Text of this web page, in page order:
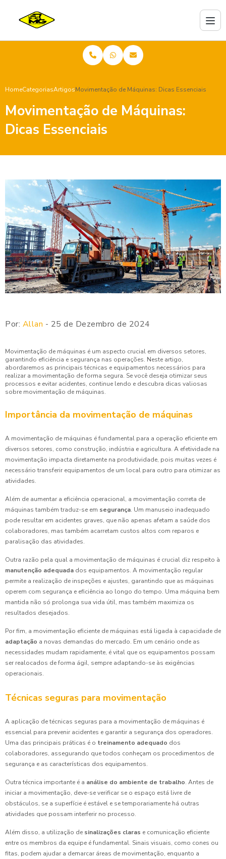
HomeCategoriasArtigosMovimentação de Máquinas: Dicas Essenciais
Movimentação de Máquinas:
Dicas Essenciais
Por: Allan - 25 de Dezembro de 2024
Movimentação de máquinas é um aspecto crucial em diversos setores,
garantindo eficiência e segurança nas operações. Neste artigo,
abordaremos as principais técnicas e equipamentos necessários para
realizar a movimentação de forma segura. Se você deseja otimizar seus
processos e evitar acidentes, continue lendo e descubra dicas valiosas
sobre movimentação de máquinas.
Importância da movimentação de máquinas
A movimentação de máquinas é fundamental para a operação eficiente em
diversos setores, como construção, indústria e agricultura. A efetividade na
movimentação impacta diretamente na produtividade, pois muitas vezes é
necessário transferir equipamentos de um local para outro para otimizar as
atividades.
Além de aumentar a eficiência operacional, a movimentação correta de
máquinas também traduz-se em segurança. Um manuseio inadequado
pode resultar em acidentes graves, que não apenas afetam a saúde dos
colaboradores, mas também acarretam custos altos com reparos e
paralisação das atividades.
Outra razão pela qual a movimentação de máquinas é crucial diz respeito à
manutenção adequada dos equipamentos. A movimentação regular
permite a realização de inspeções e ajustes, garantindo que as máquinas
operem com segurança e eficiência ao longo do tempo. Uma máquina bem
mantida não só prolonga sua vida útil, mas também maximiza os
resultados desejados.
Por fim, a movimentação eficiente de máquinas está ligada à capacidade de
adaptação a novas demandas do mercado. Em um cenário onde as
necessidades mudam rapidamente, é vital que os equipamentos possam
ser realocados de forma ágil, sempre adaptando-se às exigências
operacionais.
Técnicas seguras para movimentação
A aplicação de técnicas seguras para a movimentação de máquinas é
essencial para prevenir acidentes e garantir a segurança dos operadores.
Uma das principais práticas é o treinamento adequado dos
colaboradores, assegurando que todos conheçam os procedimentos de
segurança e as características dos equipamentos.
Outra técnica importante é a análise do ambiente de trabalho. Antes de
iniciar a movimentação, deve-se verificar se o espaço está livre de
obstáculos, se a superfície é estável e se temporariamente há outras
atividades que possam interferir no processo.
Além disso, a utilização de sinalizações claras e comunicação eficiente
entre os membros da equipe é fundamental. Sinais visuais, como cones ou
fitas, podem ajudar a demarcar áreas de movimentação, enquanto a